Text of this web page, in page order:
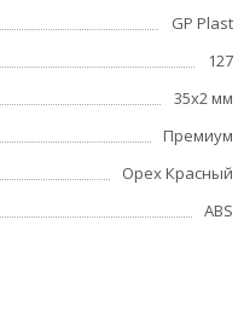
GP Plast
127
35x2 мм
Премиум
Орех Красный
ABS